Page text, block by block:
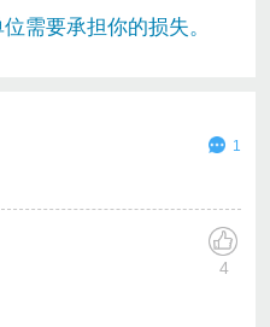
需要承担你的损失。
1
4